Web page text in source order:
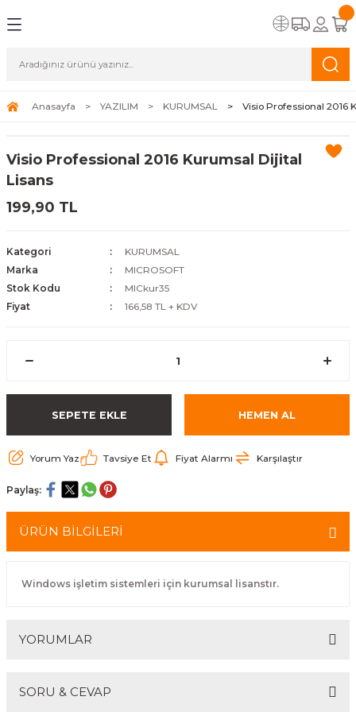
Anasayfa YAZILIM KURUMSAL Visio Professional 2016
Visio Professional 2016 Kurumsal Dijital
Lisans
199,90 TL
Kategori
KURUMSAL
Marka
MICROSOFT
Stok Kodu
MICkur35
Fiyat
166,58 TL + KDV
SEPETE EKLE HEMEN AL
Yorum Yaz Tavsiye Et Fiyat Alarmı Karşılaştır
Paylaş:
ÜRÜN BİLGİLERİ
Windows işletim sistemleri için kurumsal lisanstır.
YORUMLAR
SORU & CEVAP